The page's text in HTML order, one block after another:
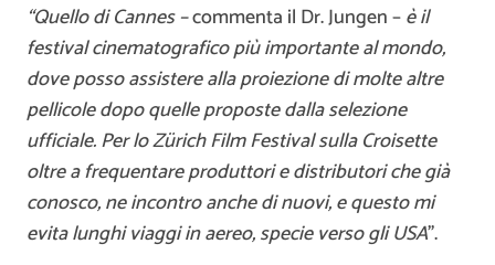
“Quellodi Cannes –commenta il Dr. Jungen –è il
festival cinematografico più importante al mondo,
dove posso assistere alla proiezione di molte altre
pellicole dopo quelle proposte dalla selezione
ufficiale. Per loZürich Film Festivalsulla Croisette
oltre a frequentare produttori e distributori che già
conosco, ne incontro anche di nuovi, e questo mi
evitalunghi viaggi in aereo, specie verso gli USA”.